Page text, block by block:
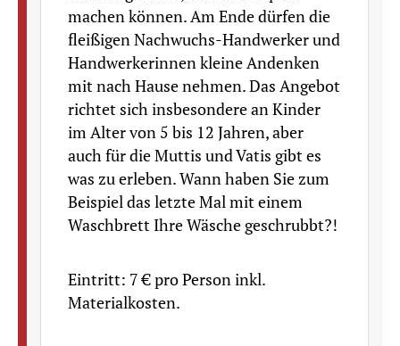
machen können. Am Ende dürfen die
fleißigen Nachwuchs-Handwerker und
Handwerkerinnen kleine Andenken
mit nach Hause nehmen. Das Angebot
richtet sich insbesondere an Kinder
im Alter von 5 bis 12 Jahren, aber
auch für die Muttis und Vatis gibt es
was zu erleben. Wann haben Sie zum
Beispiel das letzte Mal mit einem
Waschbrett Ihre Wäsche geschrubbt?!
Eintritt: 7 € pro Person inkl.
Materialkosten.